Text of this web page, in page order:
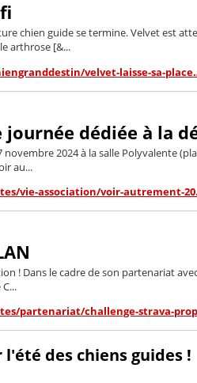
chien guide se termine. Velvet est
arthrose [&...
velvet-laisse-sa-
dédiée à la
2024 à la salle Polyvalente
au...
vie-association/voir-autrement-
! Dans le cadre de son partenariat
partenariat/challenge-strava-
l'été des chiens guides !